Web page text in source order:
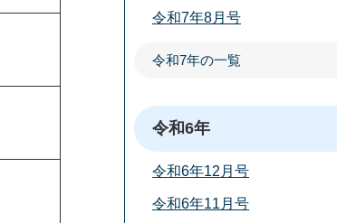
令和7年8月号
令和7年の一覧
令和6年
令和6年12月号
令和6年11月号